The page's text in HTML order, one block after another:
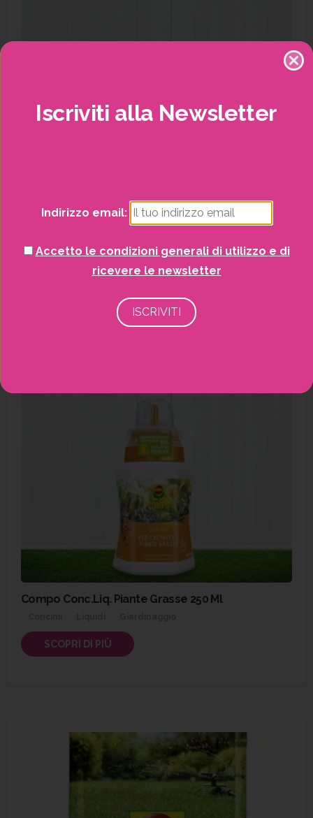
Compo Conc.Liq. Piante Grasse 250 Ml
SCOPRI DI PIÙ
Iscriviti alla Newsletter
Indirizzo email:
Accetto le condizioni generali di utilizzo e di
ricevere le newsletter